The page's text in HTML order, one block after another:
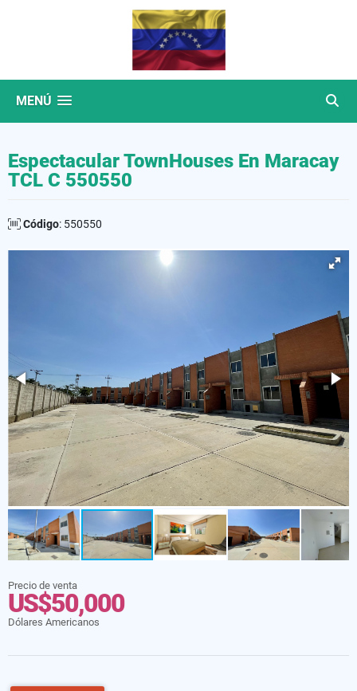
MENÚ
Espectacular TownHouses En Maracay
TCL C 550550
Código: 550550
Precio de venta
US$50,000
Dólares Americanos